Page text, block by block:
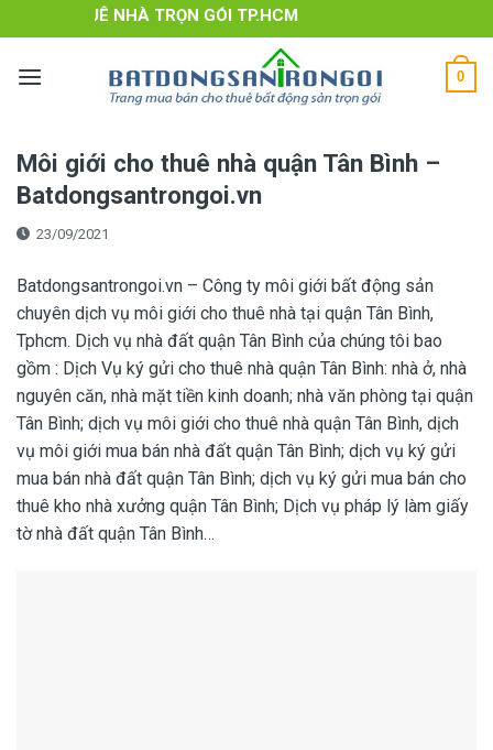
to
content
VỤ THUÊ NHÀ TRỌN GÓI TP.HCM
0
Môi giới cho thuê nhà quận Tân Bình –
Batdongsantrongoi.vn
23/09/2021
Batdongsantrongoi.vn – Công ty môi giới bất động sản
chuyên dịch vụ môi giới cho thuê nhà tại quận Tân Bình,
Tphcm. Dịch vụ nhà đất quận Tân Bình của chúng tôi bao
gồm : Dịch Vụ ký gửi cho thuê nhà quận Tân Bình: nhà ở, nhà
nguyên căn, nhà mặt tiền kinh doanh; nhà văn phòng tại quận
Tân Bình; dịch vụ môi giới cho thuê nhà quận Tân Bình, dịch
vụ môi giới mua bán nhà đất quận Tân Bình; dịch vụ ký gửi
mua bán nhà đất quận Tân Bình; dịch vụ ký gửi mua bán cho
thuê kho nhà xưởng quận Tân Bình; Dịch vụ pháp lý làm giấy
tờ nhà đất quận Tân Bình…